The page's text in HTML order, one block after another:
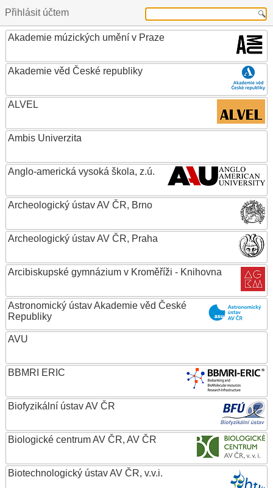
Přihlásit účtem
Akademie múzických umění v Praze
Akademie věd České republiky
ALVEL
Ambis Univerzita
Anglo-americká vysoká škola, z.ú.
Archeologický ústav AV ČR, Brno
Archeologický ústav AV ČR, Praha
Arcibiskupské gymnázium v Kroměříži - Knihovna
Astronomický ústav Akademie věd České
Republiky
AVU
BBMRI ERIC
Biofyzikální ústav AV ČR
Biologické centrum AV ČR, AV ČR
Biotechnologický ústav AV ČR, v.v.i.